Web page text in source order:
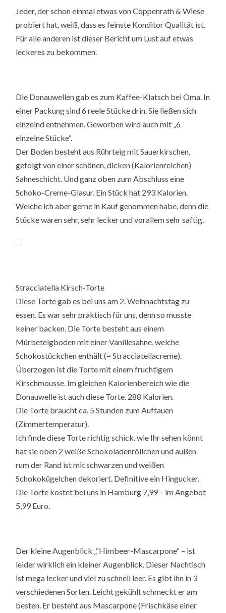
Jeder, der schon einmal etwas von Coppenrath & Wiese
probiert hat, weiß, dass es feinste Konditor Qualität ist.
Für alle anderen ist dieser Bericht um Lust auf etwas
leckeres zu bekommen.
Die Donauwellen gab es zum Kaffee-Klatsch bei Oma. In
einer Packung sind 6 reele Stücke drin. Sie ließen sich
einzelnd entnehmen. Geworben wird auch mit „6
einzelne Stücke“.
Der Boden besteht aus Rührteig mit Sauerkirschen,
gefolgt von einer schönen, dicken (Kalorienreichen)
Sahneschicht. Und ganz oben zum Abschluss eine
Schoko-Creme-Glasur. Ein Stück hat 293 Kalorien.
Welche ich aber gerne in Kauf genommen habe, denn die
Stücke waren sehr, sehr lecker und vorallem sehr saftig.
Stracciatella Kirsch-Torte
Diese Torte gab es bei uns am 2. Weihnachtstag zu
essen. Es war sehr praktisch für uns, denn so musste
keiner backen. Die Torte besteht aus einem
Mürbeteigboden mit einer Vanillesahne, welche
Schokostückchen enthält (= Stracciatellacreme).
Überzogen ist die Torte mit einem fruchtigem
Kirschmousse. Im gleichen Kalorienbereich wie die
Donauwelle ist auch diese Torte. 288 Kalorien.
Die Torte braucht ca. 5 Stunden zum Auftauen
(Zimmertemperatur).
Ich finde diese Torte richtig schick. wie Ihr sehen könnt
hat sie oben 2 weiße Schokoladenröllchen und außen
rum der Rand ist mit schwarzen und weißen
Schokokügelchen dekoriert. Definitive ein Hingucker.
Die Torte kostet bei uns in Hamburg 7,99 – im Angebot
5,99 Euro.
Der kleine Augenblick „“Himbeer-Mascarpone“ – ist
leider wirklich ein kleiner Augenblick. Dieser Nachtisch
ist mega lecker und viel zu schnell leer. Es gibt ihn in 3
verschiedenen Sorten. Leicht gekühlt schmeckt er am
besten. Er besteht aus Mascarpone (Frischkäse einer